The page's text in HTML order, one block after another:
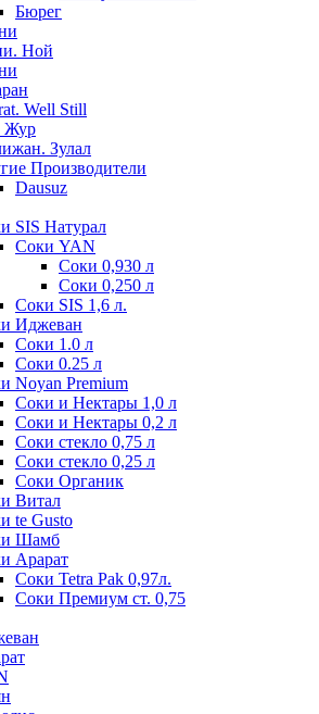
Бюрег
Ной
Well Still
Жур
Зулал
Производители
Dausuz
SIS Натурал
Соки YAN
Соки 0,930 л
Соки 0,250 л
Соки SIS 1,6 л.
Иджеван
Соки 1.0 л
Соки 0.25 л
Noyan Premium
Соки и Нектары 1,0 л
Соки и Нектары 0,2 л
Соки стекло 0,75 л
Соки стекло 0,25 л
Соки Органик
Витал
te Gusto
Шамб
Арарат
Соки Tetra Pak 0,97л.
Соки Премиум ст. 0,75